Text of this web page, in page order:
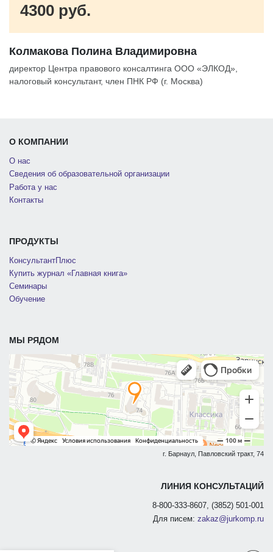
Колмакова Полина Владимировна
директор Центра правового консалтинга ООО «ЭЛКОД»,
налоговый консультант, член ПНК РФ (г. Москва)
4300 руб.
О КОМПАНИИ
О нас
Сведения об образовательной организации
Работа у нас
Контакты
ПРОДУКТЫ
КонсультантПлюс
Купить журнал «Главная книга»
Семинары
Обучение
МЫ РЯДОМ
г. Барнаул, Павловский тракт, 74
ЛИНИЯ КОНСУЛЬТАЦИЙ
8-800-333-8607, (3852) 501-001
Для писем: zakaz@jurkomp.ru